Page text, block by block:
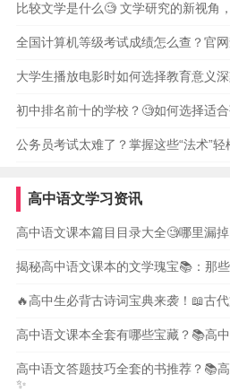
比较文学是什么🧐 文学研究的新视角
全国计算机等级考试成绩怎么查？官
大学生播放电影时如何选择教育意义
初中排名前十的学校？🧐如何选择适
公务员考试太难了？掌握这些“法术”轻
高中语文学习资讯
高中语文课本篇目目录大全🧐哪里漏
揭秘高中语文课本的文学瑰宝📚：那
🔥高中生必背古诗词宝典来袭！📖古
高中语文课本全套有哪些宝藏？📚高
高中语文答题技巧全套的书推荐？📚
✨